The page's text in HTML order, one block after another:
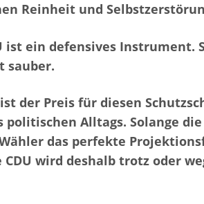
Reinheit und
ist ein defensives
sauber.
der Preis für diesen
politischen Alltags. Solange
das perfekte
wird deshalb trotz oder